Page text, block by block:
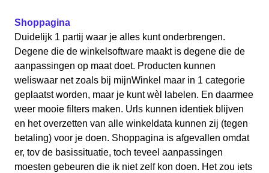
Shoppagina
Duidelijk 1 partij waar je alles kunt onderbrengen.
Degene die de winkelsoftware maakt is degene die de
aanpassingen op maat doet. Producten kunnen
weliswaar net zoals bij mijnWinkel maar in 1 categorie
geplaatst worden, maar je kunt wèl labelen. En daarmee
weer mooie filters maken. Urls kunnen identiek blijven
en het overzetten van alle winkeldata kunnen zij (tegen
betaling) voor je doen. Shoppagina is afgevallen omdat
er, tov de basissituatie, toch teveel aanpassingen
moesten gebeuren die ik niet zelf kon doen. Het zou iets